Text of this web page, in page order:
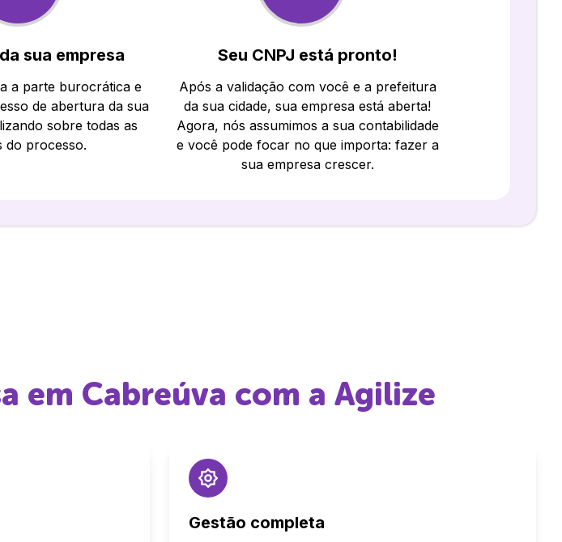
sua empresa
a parte burocrática e
de abertura da sua
sobre todas as
do processo.
Seu CNPJ está pronto!
Após a validação com você e a prefeitura
da sua cidade, sua empresa está aberta!
Agora, nós assumimos a sua contabilidade
e você pode focar no que importa: fazer a
sua empresa crescer.
em Cabreúva com a Agilize
Gestão completa